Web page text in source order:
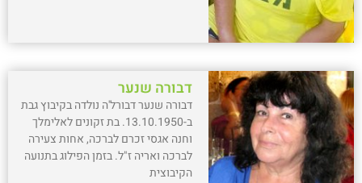
דבורה שנער
דבורה שנער דבורל'ה נולדה בקיבוץ גבת
ב-13.10.1950. בת זקונים לאלימלך
וחנה אגסי זכרם לברכה, אחות צעירה
לברכה ואריה ז"ל. בזמן הפילוג בתנועה
הקיבוצית